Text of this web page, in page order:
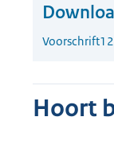
Voorschrift
Hoort